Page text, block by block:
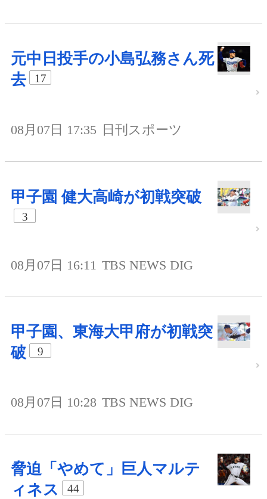
元中日投手の小島弘務さん死
去
17
08月07日 17:35 日刊スポーツ
甲子園 健大高崎が初戦突破
3
08月07日 16:11 TBS NEWS DIG
甲子園、東海大甲府が初戦突
破
9
08月07日 10:28 TBS NEWS DIG
脅迫「やめて」巨人マルテ
ィネス
44